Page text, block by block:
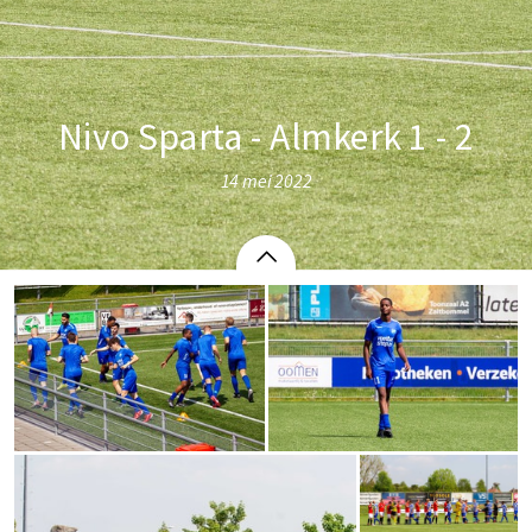
Nivo Sparta - Almkerk 1 - 2
14 mei 2022